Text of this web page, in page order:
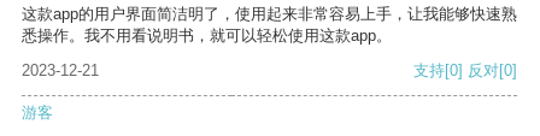
这款app的用户界面简洁明了，使用起来非常容易上手，让我能够快速熟
悉操作。我不用看说明书，就可以轻松使用这款app。
2023-12-21
支持[0] 反对[0]
游客